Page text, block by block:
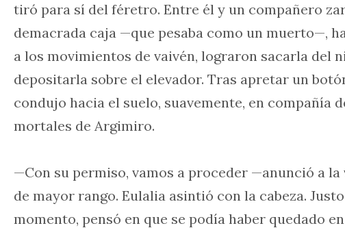
tiró para sí del féretro. Entre él y un compañero
demacrada caja —que pesaba como un muerto—,
a los movimientos de vaivén, lograron sacarla del
depositarla sobre el elevador. Tras apretar un
condujo hacia el suelo, suavemente, en compañía
mortales de Argimiro.
—Con su permiso, vamos a proceder —anunció a
de mayor rango. Eulalia asintió con la cabeza.
momento, pensó en que se podía haber quedado